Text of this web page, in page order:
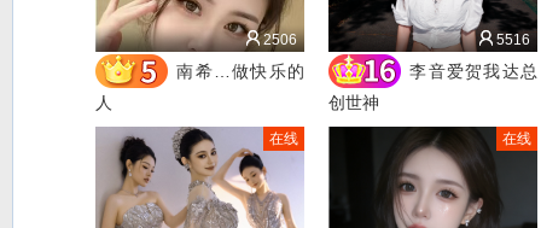
2506
南希…做快乐的
人
开播 3分钟前
5516
李音爱贺我达总
创世神
开播 1小时22分钟前
在线 在线